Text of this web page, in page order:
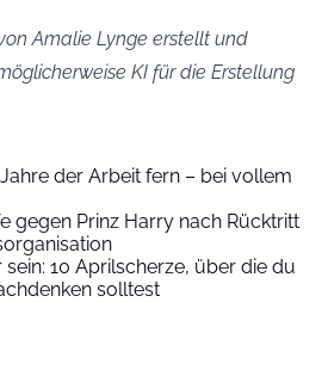
Amalie Lynge erstellt und
KI für die Erstellung
der Arbeit fern – bei vollem
gegen Prinz Harry nach Rücktritt
10 Aprilscherze, über die du
solltest